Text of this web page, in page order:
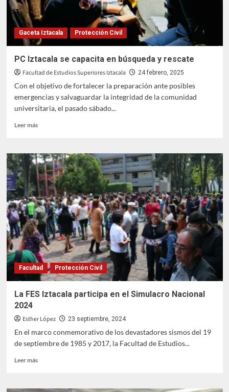
de
Incidentes
Gaceta Iztacala Protección Civil
PC Iztacala se capacita en búsqueda y rescate
Facultad de Estudios Superiores Iztacala 24 febrero, 2025
Con el objetivo de fortalecer la preparación ante posibles
emergencias y salvaguardar la integridad de la comunidad
universitaria, el pasado sábado...
Leer másLeer
PC
Iztacala
se
capacita
en
búsqueda
y
rescate
Facultad Protección Civil
La FES Iztacala participa en el Simulacro Nacional
2024
Esther López 23 septiembre, 2024
En el marco conmemorativo de los devastadores sismos del 19
de septiembre de 1985 y 2017, la Facultad de Estudios...
Leer másLeer
La